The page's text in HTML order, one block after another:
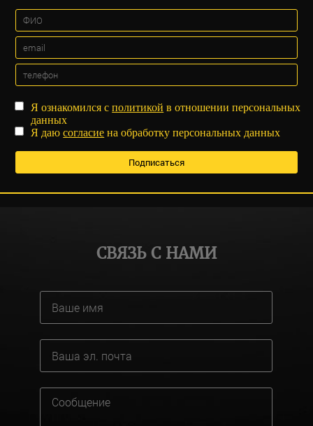
Я ознакомился сполитикой в отношении персональных
данных
Я даюсогласие на обработку персональных данных
СВЯЗЬ С НАМИ